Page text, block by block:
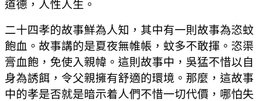
道德，人性人生。
二十四孝的故事鮮為人知，其中有一則故事為恣蚊
飽血。故事講的是夏夜無帷帳，蚊多不敢揮。恣渠
膏血飽，免使入親幃。這則故事中，吳猛不惜以自
身為誘餌，令父親擁有舒適的環境。那麼，這故事
中的孝是否就是暗示着人們不惜一切代價，哪怕失